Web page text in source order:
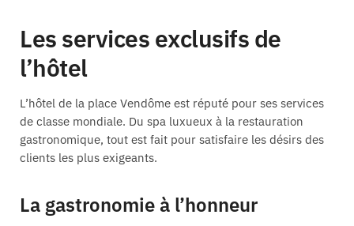
Les services exclusifs de
l’hôtel
L’hôtel de la place Vendôme est réputé pour ses services
de classe mondiale. Du spa luxueux à la restauration
gastronomique, tout est fait pour satisfaire les désirs des
clients les plus exigeants.
La gastronomie à l’honneur